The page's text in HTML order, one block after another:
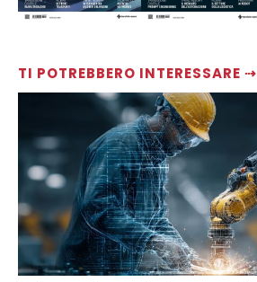
TI POTREBBERO INTERESSARE ⇢